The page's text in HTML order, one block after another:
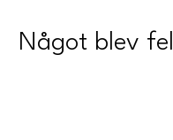
Något blev fel